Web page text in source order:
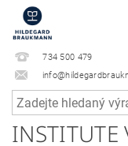
734 500 479
INSTITUTE